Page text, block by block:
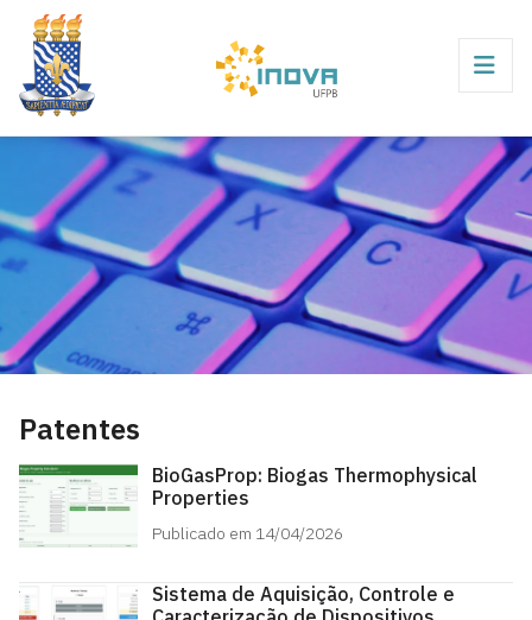
Patentes
BioGasProp: Biogas Thermophysical
Properties
Publicado em 14/04/2026
Sistema de Aquisição, Controle e